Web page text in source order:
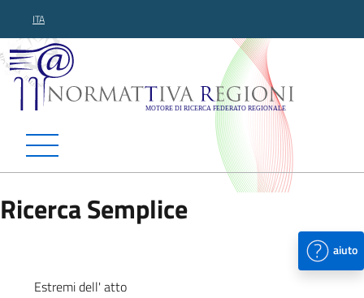
ITA
Normattiva Regioni -
Ricerca Semplice
aiuto
Estremi dell' atto